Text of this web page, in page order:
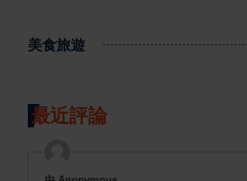
美食旅遊
最近評論